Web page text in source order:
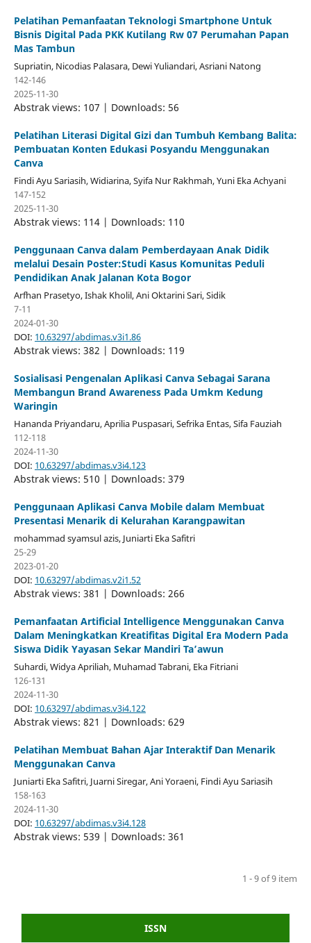
Pelatihan Pemanfaatan Teknologi Smartphone Untuk
Bisnis Digital Pada PKK Kutilang Rw 07 Perumahan Papan
Mas Tambun
Supriatin, Nicodias Palasara, Dewi Yuliandari, Asriani Natong
142-146
2025-11-30
Abstrak views: 107 | Downloads: 56
Pelatihan Literasi Digital Gizi dan Tumbuh Kembang Balita:
Pembuatan Konten Edukasi Posyandu Menggunakan
Canva
Findi Ayu Sariasih, Widiarina, Syifa Nur Rakhmah, Yuni Eka Achyani
147-152
2025-11-30
Abstrak views: 114 | Downloads: 110
Penggunaan Canva dalam Pemberdayaan Anak Didik
melalui Desain Poster:Studi Kasus Komunitas Peduli
Pendidikan Anak Jalanan Kota Bogor
Arfhan Prasetyo, Ishak Kholil, Ani Oktarini Sari, Sidik
7-11
2024-01-30
DOI: 10.63297/abdimas.v3i1.86
Abstrak views: 382 | Downloads: 119
Sosialisasi Pengenalan Aplikasi Canva Sebagai Sarana
Membangun Brand Awareness Pada Umkm Kedung
Waringin
Hananda Priyandaru, Aprilia Puspasari, Sefrika Entas, Sifa Fauziah
112-118
2024-11-30
DOI: 10.63297/abdimas.v3i4.123
Abstrak views: 510 | Downloads: 379
Penggunaan Aplikasi Canva Mobile dalam Membuat
Presentasi Menarik di Kelurahan Karangpawitan
mohammad syamsul azis, Juniarti Eka Safitri
25-29
2023-01-20
DOI: 10.63297/abdimas.v2i1.52
Abstrak views: 381 | Downloads: 266
Pemanfaatan Artificial Intelligence Menggunakan Canva
Dalam Meningkatkan Kreatifitas Digital Era Modern Pada
Siswa Didik Yayasan Sekar Mandiri Ta’awun
Suhardi, Widya Apriliah, Muhamad Tabrani, Eka Fitriani
126-131
2024-11-30
DOI: 10.63297/abdimas.v3i4.122
Abstrak views: 821 | Downloads: 629
Pelatihan Membuat Bahan Ajar Interaktif Dan Menarik
Menggunakan Canva
Juniarti Eka Safitri, Juarni Siregar, Ani Yoraeni, Findi Ayu Sariasih
158-163
2024-11-30
DOI: 10.63297/abdimas.v3i4.128
Abstrak views: 539 | Downloads: 361
1 - 9 of 9 item
ISSN